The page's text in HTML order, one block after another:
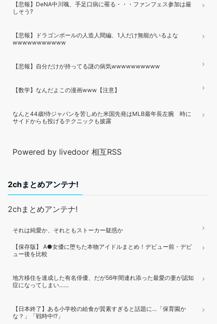
【悲報】DeNA中川颯、手足口病に罹る・・・ファンフェス参加は厳
しそう?
【悲報】ドラゴンボールの人造人間編、1人だけ無能がいるよな
wwwwwwwwwww
【悲報】自分だけが持ってる謎の病気wwwwwwwwww
【数学】なんだよこの漫画www【注意】
なんと44歳!侍ジャパンを苦しめた米国先発はMLB最年長左腕 時に
サイドからも投げるテクニックも披露
Powered by livedoor 相互RSS
2chまとめアンテナ!
2chまとめアンテナ!
それは純愛か、それともストーカー疑惑か
【保存版】 A●女優に堕ちた本物アイドルまとめ！デビュー前・デビ
ュー後を比較
地方移住を達成した有名俳優、だが56年間連れ添った最愛の妻が認知
症になってしまい……
【日本終了】ある小学校の給食が質素すぎると話題に…「保育園か
な？」「戦時中!?」